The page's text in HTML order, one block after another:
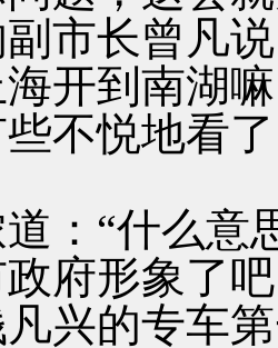
市长曾凡
开到南湖
不悦地看
：“什么意
府形象了
兴的专车